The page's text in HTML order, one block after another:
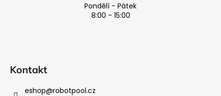
Pondělí - Pátek
8:00 - 15:00
Kontakt
eshop@robotpool.cz